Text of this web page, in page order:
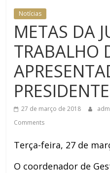
Notícias
METAS DA
TRABALHO
27 de março de 2018
Comments
Terça-feira, 27 de
O coordenador de